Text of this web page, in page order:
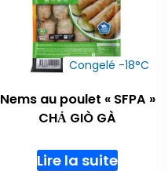
Congelé -18°C
Nems au poulet « SFPA »
CHẢ GIÒ GÀ
Lire la suite